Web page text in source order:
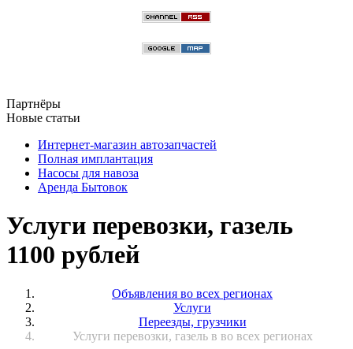
Партнёры
Новые статьи
Интернет-магазин автозапчастей
Полная имплантация
Насосы для навоза
Аренда Бытовок
Услуги перевозки, газель
1100 рублей
Объявления во всех регионах
Услуги
Переезды, грузчики
Услуги перевозки, газель в во всех регионах